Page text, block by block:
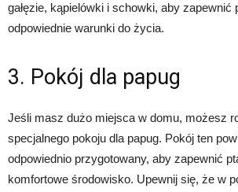
gałęzie, kąpielówki i schowki, aby zapewnić
odpowiednie warunki do życia.
3. Pokój dla papug
Jeśli masz dużo miejsca w domu, możesz
specjalnego pokoju dla papug. Pokój ten
odpowiednio przygotowany, aby zapewnić
komfortowe środowisko. Upewnij się, że w